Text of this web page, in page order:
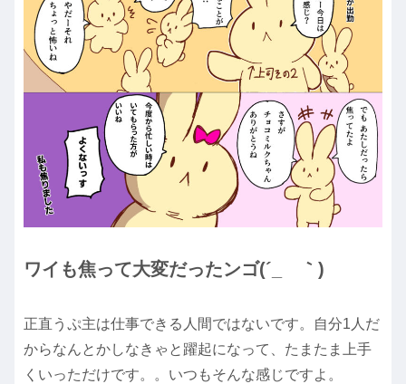
ワイも焦って大変だったンゴ(´_ゝ｀)
正直うぷ主は仕事できる人間ではないです。自分1人だ
からなんとかしなきゃと躍起になって、たまたま上手
くいっただけです。。いつもそんな感じですよ。